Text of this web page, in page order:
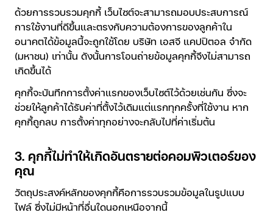
ด้วยการรวบรวมคุกกี้ เว็บไซต์จะสามารถมอบประสบการณ์
การใช้งานที่ดีขึ้นและตรงกับความต้องการของลูกค้าใน
อนาคตได้ข้อมูลนี้จะถูกใช้โดย บริษัท เอสจี แคปปิตอล จำกัด
(มหาชน) เท่านั้น ดังนั้นการโอนถ่ายข้อมูลคุกกี้จึงไม่สามารถ
เกิดขึ้นได้
คุกกี้จะบันทึกการตั้งค่าแรกของเว็บไซต์ไว้ด้วยเช่นกัน ซึ่งจะ
ช่วยให้ลูกค้าได้รับค่าที่ตั้งไว้เดิมแต่แรกทุกครั้งที่ใช้งาน หาก
คุกกี้ถูกลบ การตั้งค่าทุกอย่างจะกลับไปที่ค่าเริ่มต้น
3. คุกกี้ไม่ทำให้เกิดอันตรายต่อคอมพิวเตอร์ของ
คุณ
วัตถุประสงค์หลักของคุกกี้คือการรวบรวมข้อมูลในรูปแบบ
ไฟล์ ซึ่งไม่มีหน้าที่อื่นใดนอกเหนือจากนี้